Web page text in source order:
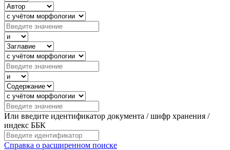
Или введите идентификатор документа / шифр хранения /
индекс ББК
Справка о расширенном поиске